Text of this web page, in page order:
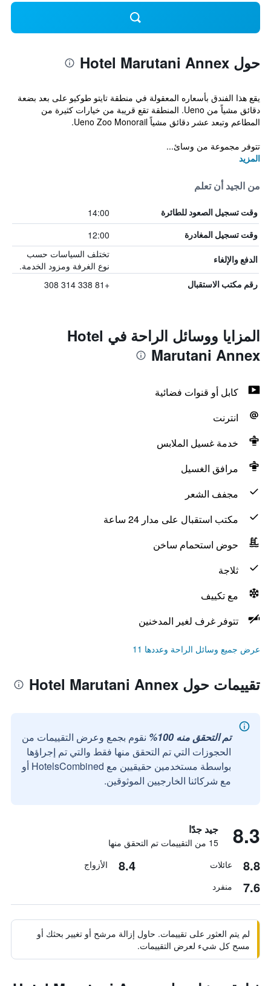
حول Hotel Marutani Annex
يقع هذا الفندق بأسعاره المعقولة في منطقة تايتو طوكيو على بعد بضعة
دقائق مشياً من Ueno. المنطقة تقع قريبة من خيارات كثيرة من
المطاعم وتبعد عشر دقائق مشياً Ueno Zoo Monorail.
تتوفر مجموعة من وسائ...
المزيد
من الجيد أن تعلم
وقت تسجيل الصعود للطائرة 14:00
وقت تسجيل المغادرة 12:00
الدفع والإلغاء
تختلف السياسات حسب
نوع الغرفة ومزود الخدمة.
رقم مكتب الاستقبال +81 338 314 308
المزايا ووسائل الراحة في Hotel
Marutani Annex
كابل أو قنوات فضائية
انترنت
خدمة غسيل الملابس
مرافق الغسيل
مجفف الشعر
مكتب استقبال على مدار 24 ساعة
حوض استحمام ساخن
ثلاجة
مع تكييف
تتوفر غرف لغير المدخنين
عرض جميع وسائل الراحة وعددها 11
تقييمات حول Hotel Marutani Annex
تم التحقق منه 100%
نقوم بجمع وعرض التقييمات من
الحجوزات التي تم التحقق منها فقط والتي تم إجراؤها
بواسطة مستخدمين حقيقيين مع HotelsCombined أو
مع شركائنا الخارجيين الموثوقين.
8.3 جيد جدًا
15 من التقييمات تم التحقق منها
8.8 عائلات 8.4 الأزواج
7.6 منفرد
لم يتم العثور على تقييمات. حاول إزالة مرشح أو تغيير بحثك أو
مسح كل شيء لعرض التقييمات.